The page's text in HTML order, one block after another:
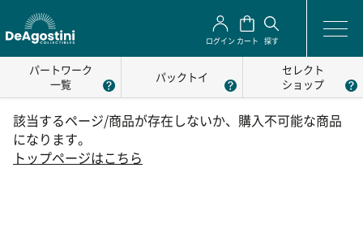
ログイン カート 探す
パートワーク
一覧
パックトイ
セレクト
ショップ
該当するページ/商品が存在しないか、購入不可能な商品
になります。
トップページはこちら